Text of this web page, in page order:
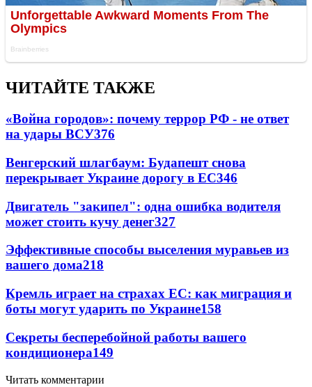
ЧИТАЙТЕ ТАКЖЕ
«Война городов»: почему террор РФ - не ответ
на удары ВСУ376
Венгерский шлагбаум: Будапешт снова
перекрывает Украине дорогу в ЕС346
Двигатель "закипел": одна ошибка водителя
может стоить кучу денег327
Эффективные способы выселения муравьев из
вашего дома218
Кремль играет на страхах ЕС: как миграция и
боты могут ударить по Украине158
Секреты бесперебойной работы вашего
кондиционера149
Читать комментарии